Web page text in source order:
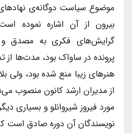
موضوع سیاست دوگانه‌ی نهادهای
بیرون از آن اشاره نموده
گرایش‌های فکری به مصدق و
پرونده در ساواک بود، مدت‌ها از
هنرهای زیبا منع شده بود، ولی
از مدیران ارشد کانون منصوب
مورد فیروز شیروانلو و بسیاری
نویسندگان آن دوره صادق است